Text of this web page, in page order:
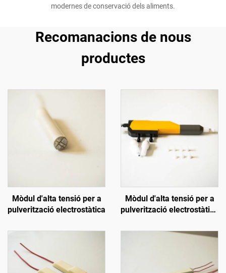
modernes de conservació dels aliments.
Recomanacions de nous
productes
Mòdul d'alta tensió per a
pulverització electrostàtica
Mòdul d'alta tensió per a
pulverització electrostàtica